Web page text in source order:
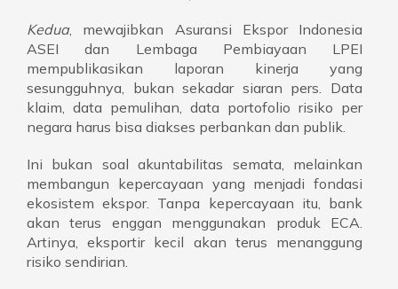
Kedua, mewajibkan Asuransi Ekspor Indonesia
ASEI dan Lembaga Pembiayaan LPEI
mempublikasikan laporan kinerja yang
sesungguhnya, bukan sekadar siaran pers. Data
klaim, data pemulihan, data portofolio risiko per
negara harus bisa diakses perbankan dan publik.
Ini bukan soal akuntabilitas semata, melainkan
membangun kepercayaan yang menjadi fondasi
ekosistem ekspor. Tanpa kepercayaan itu, bank
akan terus enggan menggunakan produk ECA.
Artinya, eksportir kecil akan terus menanggung
risiko sendirian.